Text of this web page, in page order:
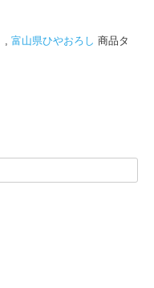
富山県ひやおろし 商品タ